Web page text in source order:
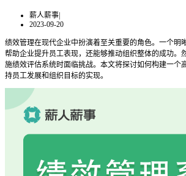
薪人薪事|
2023-09-20
绩效管理在现代企业中扮演着至关重要的角色。一个明
帮助企业提升员工表现，还能够推动组织整体的成功。
施绩效评估系统时面临挑战。本文将探讨如何构建一个
持员工发展和组织目标的实现。